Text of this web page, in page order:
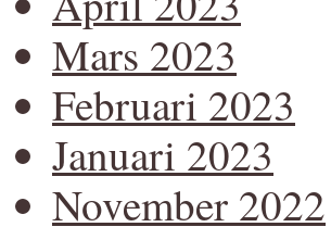
Mars 2023
Februari 2023
Januari 2023
November 2022